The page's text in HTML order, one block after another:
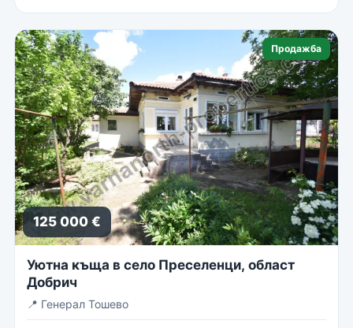
Продажба
125 000 €
Уютна къща в село Преселенци, област
Добрич
📍 Генерал Тошево